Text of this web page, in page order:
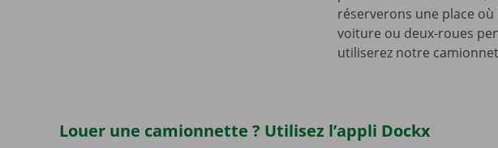
réserverons une place
voiture ou deux-roues
utiliserez notre
Louer une camionnette ? Utilisez l’appli Dockx